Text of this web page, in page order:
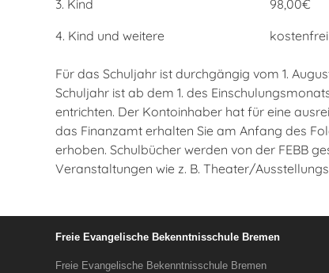
3. Kind 98,00€
4. Kind und weitere
kostenfrei
Für das Schuljahr ist durchgängig vom 1.
Schuljahr ist ab dem 1. des
entrichten. Der Kontoinhaber hat für eine
das Finanzamt erhalten Sie am Anfang des
erhoben. Schulbücher werden von der FEBB
Veranstaltungen wie z. B. Theater/
Freie Evangelische Bekenntnisschule Bremen
Freie Evangelische Bekenntnisschule Bremen